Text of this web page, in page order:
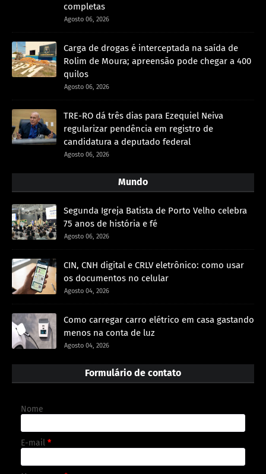
completas
Agosto 06, 2026
Carga de drogas é interceptada na saída de
Rolim de Moura; apreensão pode chegar a 400
quilos
Agosto 06, 2026
TRE-RO dá três dias para Ezequiel Neiva
regularizar pendência em registro de
candidatura a deputado federal
Agosto 06, 2026
Mundo
Segunda Igreja Batista de Porto Velho celebra
75 anos de história e fé
Agosto 06, 2026
CIN, CNH digital e CRLV eletrônico: como usar
os documentos no celular
Agosto 04, 2026
Como carregar carro elétrico em casa gastando
menos na conta de luz
Agosto 04, 2026
Formulário de contato
Nome
E-mail *